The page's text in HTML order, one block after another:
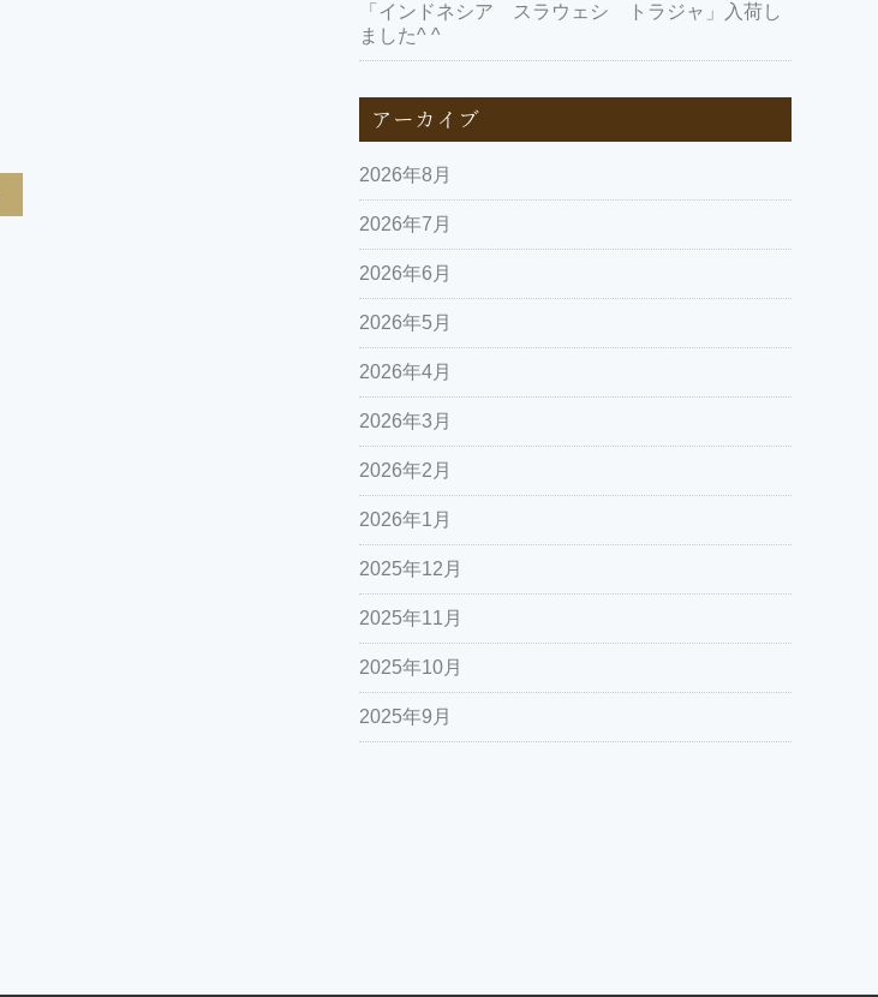
「インドネシア スラウェシ トラジャ」入荷し
ました^ ^
アーカイブ
2026年8月
2026年7月
2026年6月
2026年5月
2026年4月
2026年3月
2026年2月
2026年1月
2025年12月
2025年11月
2025年10月
2025年9月